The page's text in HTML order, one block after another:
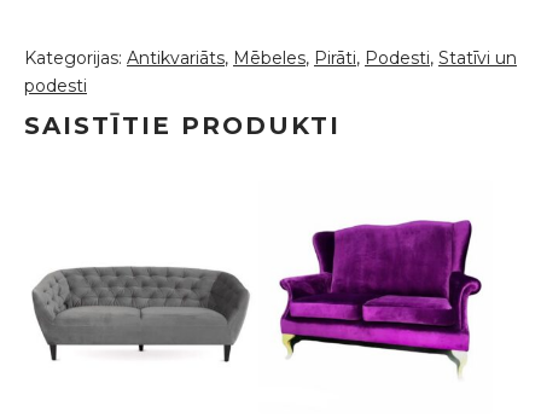
Kategorijas: Antikvariāts, Mēbeles, Pirāti, Podesti, Statīvi un
podesti
SAISTĪTIE PRODUKTI